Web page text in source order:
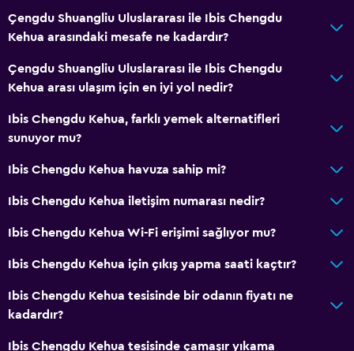
Çengdu Shuangliu Uluslararası ile Ibis Chengdu
Kehua arasındaki mesafe ne kadardır?
Çengdu Shuangliu Uluslararası ile Ibis Chengdu
Kehua arası ulaşım için en iyi yol nedir?
Ibis Chengdu Kehua, farklı yemek alternatifleri
sunuyor mu?
Ibis Chengdu Kehua havuza sahip mi?
Ibis Chengdu Kehua iletişim numarası nedir?
Ibis Chengdu Kehua Wi-Fi erişimi sağlıyor mu?
Ibis Chengdu Kehua için çıkış yapma saati kaçtır?
Ibis Chengdu Kehua tesisinde bir odanın fiyatı ne
kadardır?
Ibis Chengdu Kehua tesisinde çamaşır yıkama